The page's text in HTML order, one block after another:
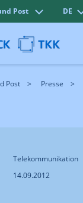
Post DE
Post Presse
Telekommunikation
14.09.2012